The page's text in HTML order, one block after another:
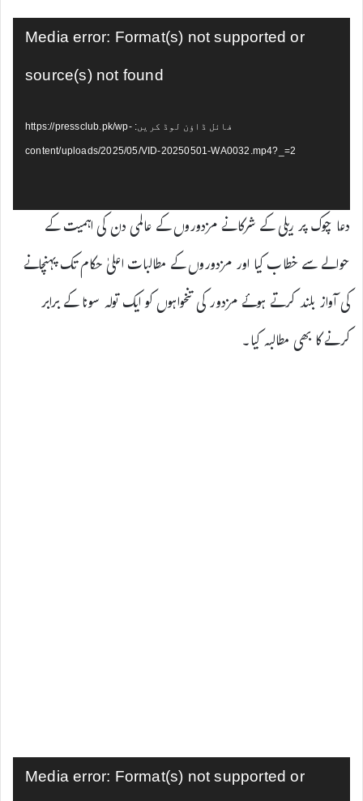
Media error: Format(s) not supported or
source(s) not found
فائل ڈاؤن لوڈ کریں: https://pressclub.pk/wp-
content/uploads/2025/05/VID-20250501-WA0032.mp4?_=2
دعا چوک پر ریلی کے شرکا نے مزدوروں کے عالمی دن کی اہمیت کے
حوالے سے خطاب کیا اور مزدوروں کے مطالبات اعلیٰ حکام تک پہنچانے
کی آواز بلند کرتے ہوئے مزدور کی تنخواہوں کو ایک تولہ سونا کے برابر
کرنے کا بھی مطالبہ کیا۔
Media error: Format(s) not supported or